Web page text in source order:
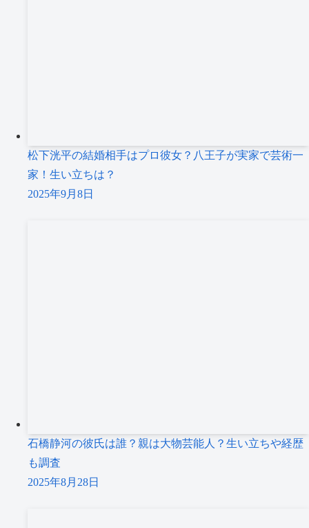
松下洸平の結婚相手はプロ彼女？八王子が実家で芸術一
家！生い立ちは？
2025年9月8日
石橋静河の彼氏は誰？親は大物芸能人？生い立ちや経歴
も調査
2025年8月28日